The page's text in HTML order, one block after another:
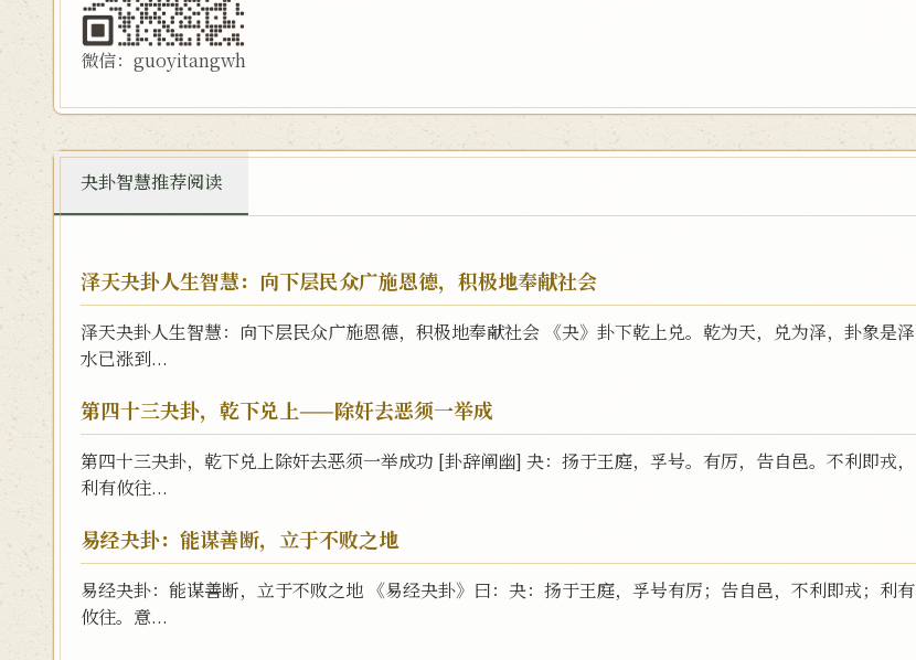
微信：guoyitangwh
夬卦智慧推荐阅读
泽天夬卦人生智慧：向下层民众广施恩德，积极地奉献社会
泽天夬卦人生智慧：向下层民众广施恩德，积极地奉献社会 《夬》卦下乾上兑。乾为天，兑为泽，卦象是泽
水已涨到...
第四十三夬卦，乾下兑上——除奸去恶须一举成
第四十三夬卦，乾下兑上除奸去恶须一举成功 [卦辞阐幽] 夬：扬于王庭，孚号。有厉，告自邑。不利即戎，
利有攸往...
易经夬卦：能谋善断，立于不败之地
易经夬卦：能谋善断，立于不败之地 《易经夬卦》曰：夬：扬于王庭，孚号有厉；告自邑，不利即戎；利有
攸往。意...